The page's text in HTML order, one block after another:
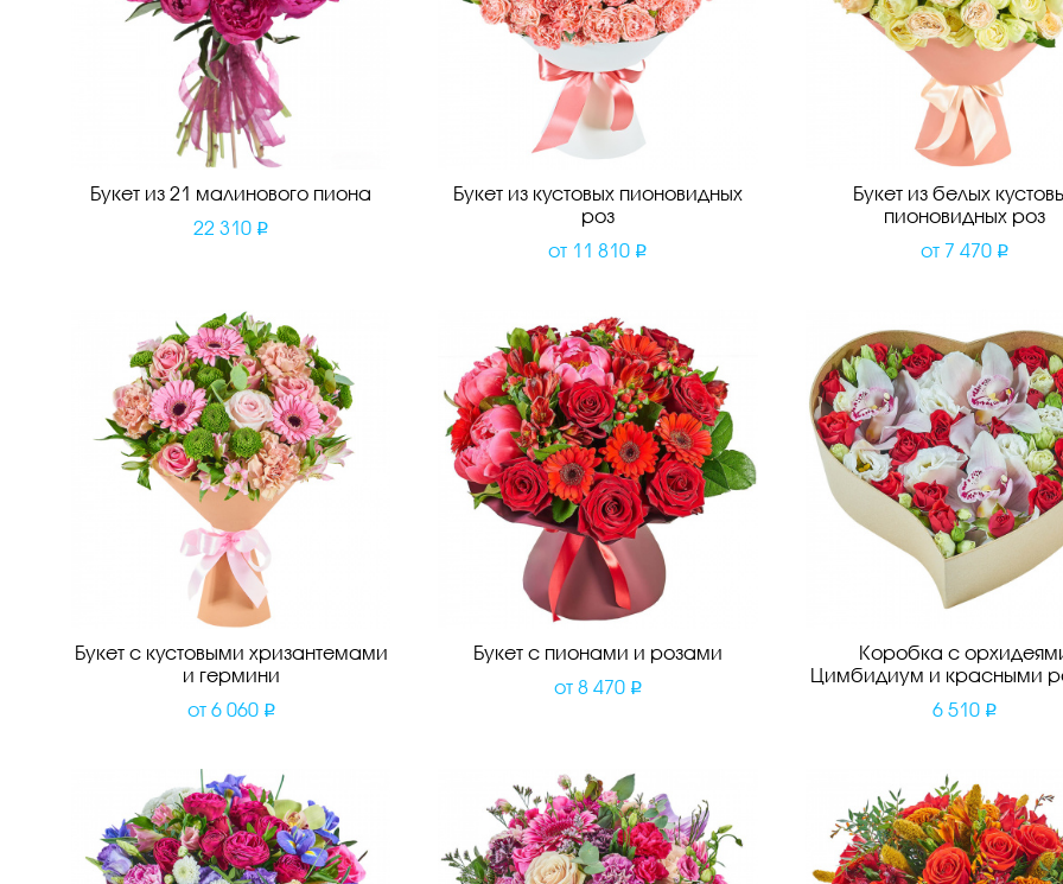
Букет из 21 малинового пиона
22 310
Букет из кустовых пионовидных
роз
от 11 810
Букет из белых
пионовидных роз
от 7 470
Букет с кустовыми хризантемами
и гермини
от 6 060
Букет с пионами и розами
от 8 470
Коробка с
Цимбидиум и красными
6 510